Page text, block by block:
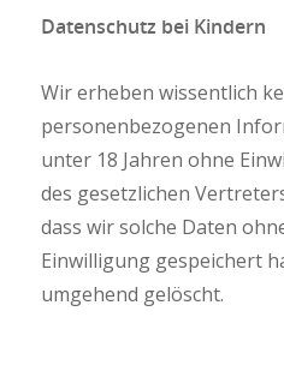
Datenschutz bei Kindern
Wir erheben wissentlich
personenbezogenen
unter 18 Jahren ohne
des gesetzlichen
dass wir solche Daten
Einwilligung gespeichert
umgehend gelöscht.